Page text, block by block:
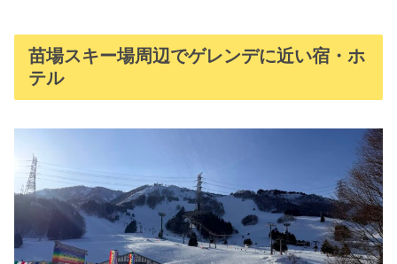
苗場スキー場周辺でゲレンデに近い宿・ホ
テル